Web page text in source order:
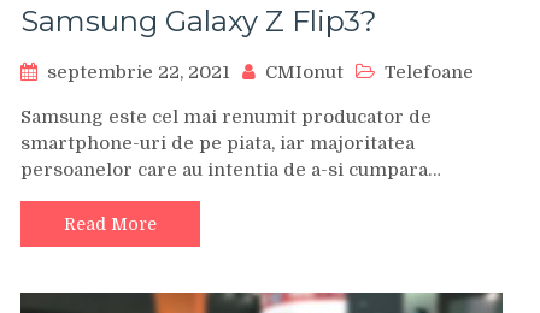
Samsung Galaxy Z Flip3?
septembrie 22, 2021 CMIonut Telefoane
Samsung este cel mai renumit producator de
smartphone-uri de pe piata, iar majoritatea
persoanelor care au intentia de a-si cumpara…
Read More